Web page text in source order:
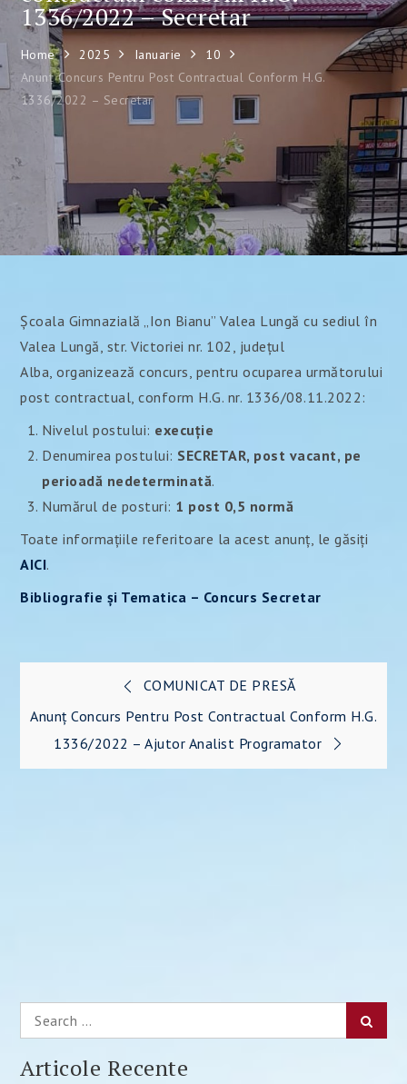
1336/2022 – Secretar
Home 2025 Ianuarie
10
Anunț Concurs Pentru Post Contractual Conform H.G.
1336/2022 – Secretar
Școala Gimnazială „Ion Bianu” Valea Lungă cu sediul în
Valea Lungă, str. Victoriei nr. 102, județul
Alba, organizează concurs, pentru ocuparea următorului
post contractual, conform H.G. nr. 1336/08.11.2022:
Nivelul postului: execuţie
Denumirea postului: SECRETAR, post vacant, pe
perioadă nedeterminată.
Numărul de posturi: 1 post 0,5 normă
Toate informațiile referitoare la acest anunț, le găsiți
AICI.
Bibliografie și Tematica – Concurs Secretar
Navigare
în
articole
COMUNICAT DE PRESĂ
Anunț Concurs Pentru Post Contractual Conform H.G.
1336/2022 – Ajutor Analist Programator
Search
for:
Articole Recente